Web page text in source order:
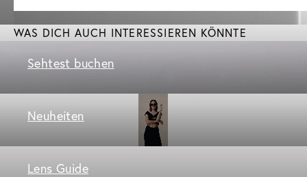
WAS DICH AUCH INTERESSIEREN KÖNNTE
Sehtest buchen
Neuheiten
Lens Guide